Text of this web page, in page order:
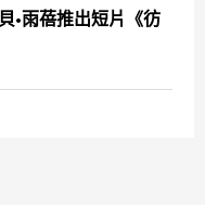
•雨蓓推出短片《彷